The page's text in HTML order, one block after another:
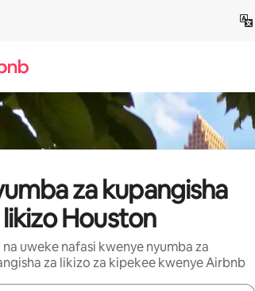
za kupangisha
Houston
na uweke nafasi kwenye nyumba za
za likizo za kipekee kwenye Airbnb